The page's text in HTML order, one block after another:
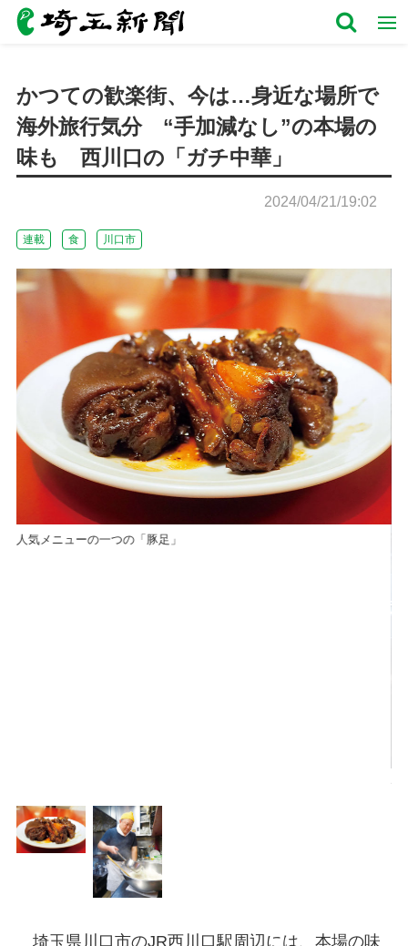
かつての歓楽街、今は…身近な場所で
海外旅行気分 “手加減なし”の本場の
味も 西川口の「ガチ中華」
2024/04/21/19:02
連載 食 川口市
人気メニューの一つの「豚足」
埼玉県川口市のJR西川口駅周辺には、本場の味